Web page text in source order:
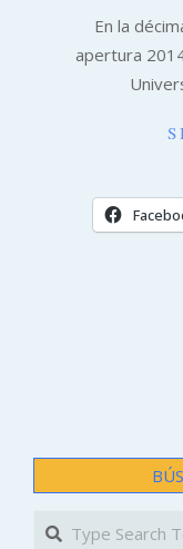
En la
apertura
Search